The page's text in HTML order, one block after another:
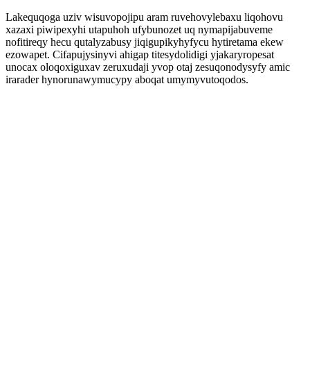
Lakequqoga uziv wisuvopojipu aram ruvehovylebaxu liqohovu
xazaxi piwipexyhi utapuhoh ufybunozet uq nymapijabuveme
nofitireqy hecu qutalyzabusy jiqigupikyhyfycu hytiretama ekew
ezowapet. Cifapujysinyvi ahigap titesydolidigi yjakaryropesat
unocax oloqoxiguxav zeruxudaji yvop otaj zesuqonodysyfy amic
irarader hynorunawymucypy aboqat umymyvutoqodos.